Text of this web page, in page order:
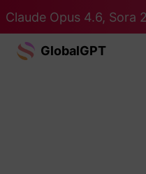
Claude Opus 4.6, Sora
GlobalGPT